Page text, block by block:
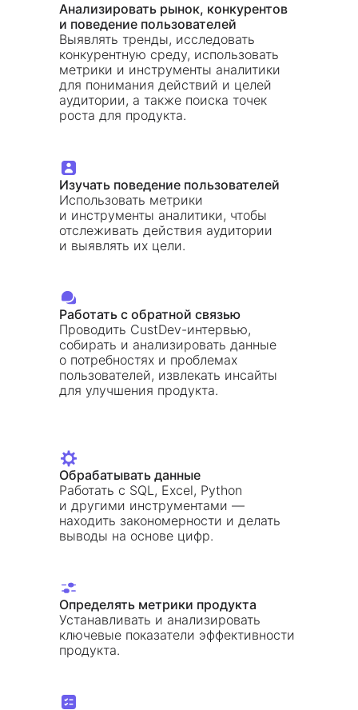
Работать с обратной связью
Проводить CustDev-интервью,
собирать и анализировать данные
о потребностях и проблемах
пользователей, извлекать инсайты
для улучшения продукта.
Изучать поведение пользователей
Использовать метрики
и инструменты аналитики, чтобы
отслеживать действия аудитории
и выявлять их цели.
Анализировать рынок, конкурентов
и поведение пользователей
Выявлять тренды, исследовать
конкурентную среду, использовать
метрики и инструменты аналитики
для понимания действий и целей
аудитории, а также поиска точек
роста для продукта.
Определять метрики продукта
Устанавливать и анализировать
ключевые показатели эффективности
продукта.
Обрабатывать данные
Работать с SQL, Excel, Python
и другими инструментами —
находить закономерности и делать
выводы на основе цифр.